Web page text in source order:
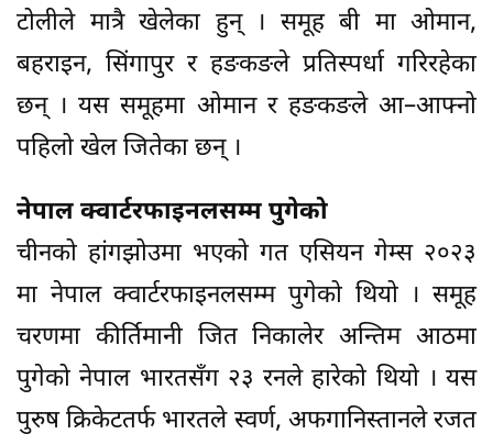
टोलीले मात्रै खेलेका हुन् । समूह बी मा ओमान,
बहराइन, सिंगापुर र हङकङले प्रतिस्पर्धा गरिरहेका
छन् । यस समूहमा ओमान र हङकङले आ–आफ्नो
पहिलो खेल जितेका छन् ।
नेपाल क्वार्टरफाइनलसम्म पुगेको
चीनको हांगझोउमा भएको गत एसियन गेम्स २०२३
मा नेपाल क्वार्टरफाइनलसम्म पुगेको थियो । समूह
चरणमा कीर्तिमानी जित निकालेर अन्तिम आठमा
पुगेको नेपाल भारतसँग २३ रनले हारेको थियो । यस
पुरुष क्रिकेटतर्फ भारतले स्वर्ण, अफगानिस्तानले रजत